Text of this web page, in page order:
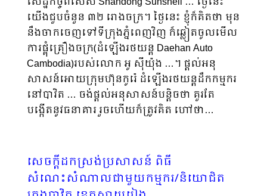
យើងជួបចំនួន ៣២ រោងចក្រ។ ថ្ងៃនេះ ខ្ញុំក៏គិតថា មុន
នឹងចាកចេញទៅទីក្រុងភ្នំពេញវិញ ក៏ឆ្លៀតចូលមើល
ការផ្គុំគ្រឿងចក្រ(ដំឡើងរថយន្ត Daehan Auto
Cambodia)របស់លោក អូ ស៊ីយ៉ុង …។ ផ្ដល់អនុ
សាសន៍អោយក្រុមហ៊ុនកូរ៉េ ដំឡើងរថយន្តដឹកកម្មករ
នៅបាវិត … ចង់ផ្ដល់អនុសាសន៍បន្ដិចថា គួរតែ
បង្កើតនូវធនាគារ រួចហើយក៏ត្រូវគិត ហៅថា…
សេចក្តីដកស្រង់ប្រសាសន៍ ពិធី
សំណេះសំណាលជាមួយកម្មករ/និយោជិត